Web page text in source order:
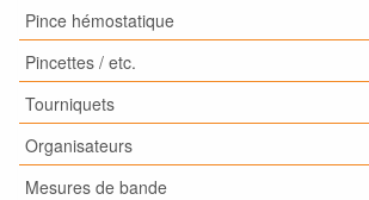
Pince hémostatique
Pincettes / etc.
Tourniquets
Organisateurs
Mesures de bande